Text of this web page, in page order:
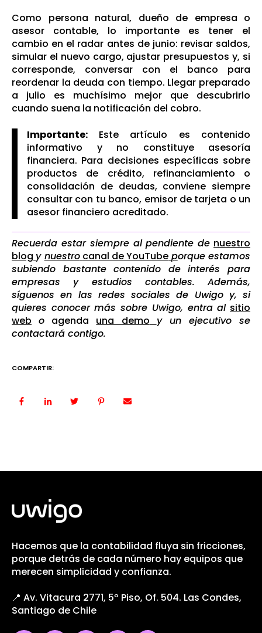
Como persona natural, dueño de empresa o
asesor contable, lo importante es tener el
cambio en el radar antes de junio: revisar saldos,
simular el nuevo cargo, ajustar presupuestos y, si
corresponde, conversar con el banco para
reordenar la deuda con tiempo. Llegar preparado
a julio es muchísimo mejor que descubrirlo
cuando suena la notificación del cobro.
Importante: Este artículo es contenido
informativo y no constituye asesoría
financiera. Para decisiones específicas sobre
productos de crédito, refinanciamiento o
consolidación de deudas, conviene siempre
consultar con tu banco, emisor de tarjeta o un
asesor financiero acreditado.
Recuerda estar siempre al pendiente de nuestro
blog y nuestro canal de YouTube porque estamos
subiendo bastante contenido de interés para
empresas y estudios contables. Además,
síguenos en las redes sociales de Uwigo y, si
quieres conocer más sobre Uwigo, entra al sitio
web o agenda una demo
y un ejecutivo se
contactará contigo.
COMPARTIR:
Hacemos que la contabilidad fluya sin fricciones,
porque detrás de cada número hay equipos que
merecen simplicidad y confianza.
📍 Av. Vitacura 2771, 5º Piso, Of. 504. Las Condes,
Santiago de Chile